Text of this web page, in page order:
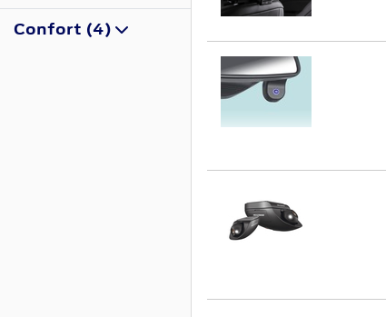
Confort (4)